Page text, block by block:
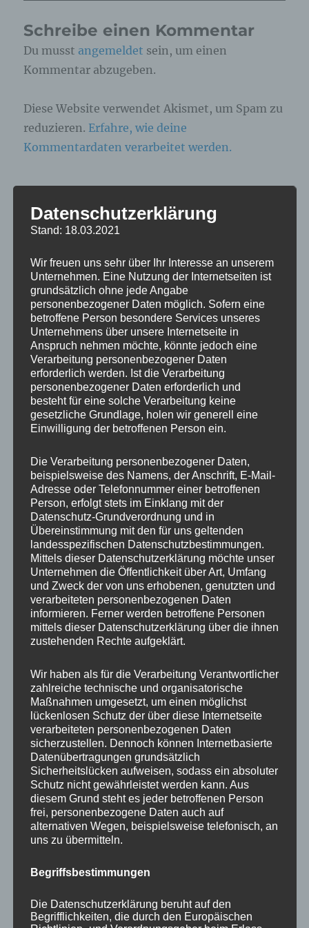
Schreibe einen Kommentar
Du musst angemeldet sein, um einen
Kommentar abzugeben.
Diese Website verwendet Akismet, um Spam zu
reduzieren. Erfahre, wie deine
Kommentardaten verarbeitet werden.
Beitragsnavigation
VERÖFFENTLICHT IN
MP Mario Porten
Beratung
Training
Coaching
Impulsvorträge
NEWS ABONNIEREN?
Your email:
KATEGORIEN
Aktuelle Fakten und Umfragen
Aktuelles vom MP
Datenschutzerklärung
Stand: 18.03.2021
Wir freuen uns sehr über Ihr Interesse an unserem
Unternehmen. Eine Nutzung der Internetseiten ist
grundsätzlich ohne jede Angabe
personenbezogener Daten möglich. Sofern eine
betroffene Person besondere Services unseres
Unternehmens über unsere Internetseite in
Anspruch nehmen möchte, könnte jedoch eine
Verarbeitung personenbezogener Daten
erforderlich werden. Ist die Verarbeitung
personenbezogener Daten erforderlich und
besteht für eine solche Verarbeitung keine
gesetzliche Grundlage, holen wir generell eine
Einwilligung der betroffenen Person ein.
Die Verarbeitung personenbezogener Daten,
beispielsweise des Namens, der Anschrift, E-Mail-
Adresse oder Telefonnummer einer betroffenen
Person, erfolgt stets im Einklang mit der
Datenschutz-Grundverordnung und in
Übereinstimmung mit den für uns geltenden
landesspezifischen Datenschutzbestimmungen.
Mittels dieser Datenschutzerklärung möchte unser
Unternehmen die Öffentlichkeit über Art, Umfang
und Zweck der von uns erhobenen, genutzten und
verarbeiteten personenbezogenen Daten
informieren. Ferner werden betroffene Personen
mittels dieser Datenschutzerklärung über die ihnen
zustehenden Rechte aufgeklärt.
Wir haben als für die Verarbeitung Verantwortlicher
zahlreiche technische und organisatorische
Maßnahmen umgesetzt, um einen möglichst
lückenlosen Schutz der über diese Internetseite
verarbeiteten personenbezogenen Daten
sicherzustellen. Dennoch können Internetbasierte
Datenübertragungen grundsätzlich
Sicherheitslücken aufweisen, sodass ein absoluter
Schutz nicht gewährleistet werden kann. Aus
diesem Grund steht es jeder betroffenen Person
frei, personenbezogene Daten auch auf
alternativen Wegen, beispielsweise telefonisch, an
uns zu übermitteln.
Begriffsbestimmungen
Die Datenschutzerklärung beruht auf den
Begrifflichkeiten, die durch den Europäischen